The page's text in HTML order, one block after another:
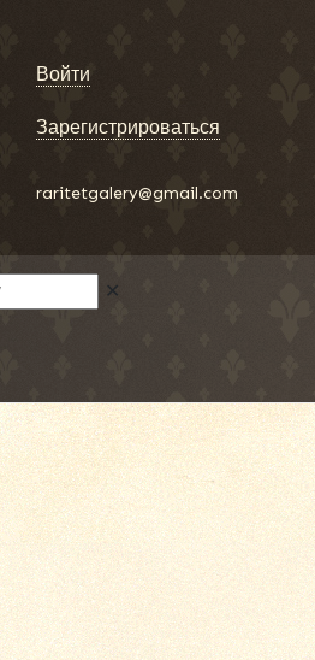
Войти
Зарегистрироваться
raritetgalery@gmail.com
✕